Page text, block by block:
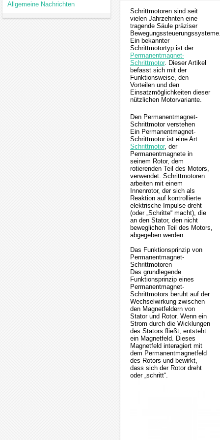
Allgemeine Nachrichten
Schrittmotoren sind seit
vielen Jahrzehnten eine
tragende Säule präziser
Ein bekannter
Schrittmotortyp ist der
Permanentmagnet-
Schrittmotor. Dieser Artikel
befasst sich mit der
Funktionsweise, den
Vorteilen und den
Einsatzmöglichkeiten dieser
nützlichen Motorvariante.
Den Permanentmagnet-
Schrittmotor verstehen
Ein Permanentmagnet-
Schrittmotor ist eine Art
Schrittmotor, der
Permanentmagnete in
seinem Rotor, dem
rotierenden Teil des Motors,
verwendet. Schrittmotoren
arbeiten mit einem
Innenrotor, der sich als
Reaktion auf kontrollierte
elektrische Impulse dreht
(oder „Schritte“ macht), die
an den Stator, den nicht
beweglichen Teil des Motors,
abgegeben werden.
Das Funktionsprinzip von
Permanentmagnet-
Schrittmotoren
Das grundlegende
Funktionsprinzip eines
Permanentmagnet-
Schrittmotors beruht auf der
Wechselwirkung zwischen
den Magnetfeldern von
Stator und Rotor. Wenn ein
Strom durch die Wicklungen
des Stators fließt, entsteht
ein Magnetfeld. Dieses
Magnetfeld interagiert mit
dem Permanentmagnetfeld
des Rotors und bewirkt,
dass sich der Rotor dreht
oder „schritt“.